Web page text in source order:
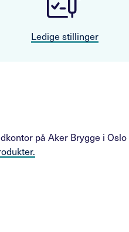
Ledige stillinger
på Aker Brygge i